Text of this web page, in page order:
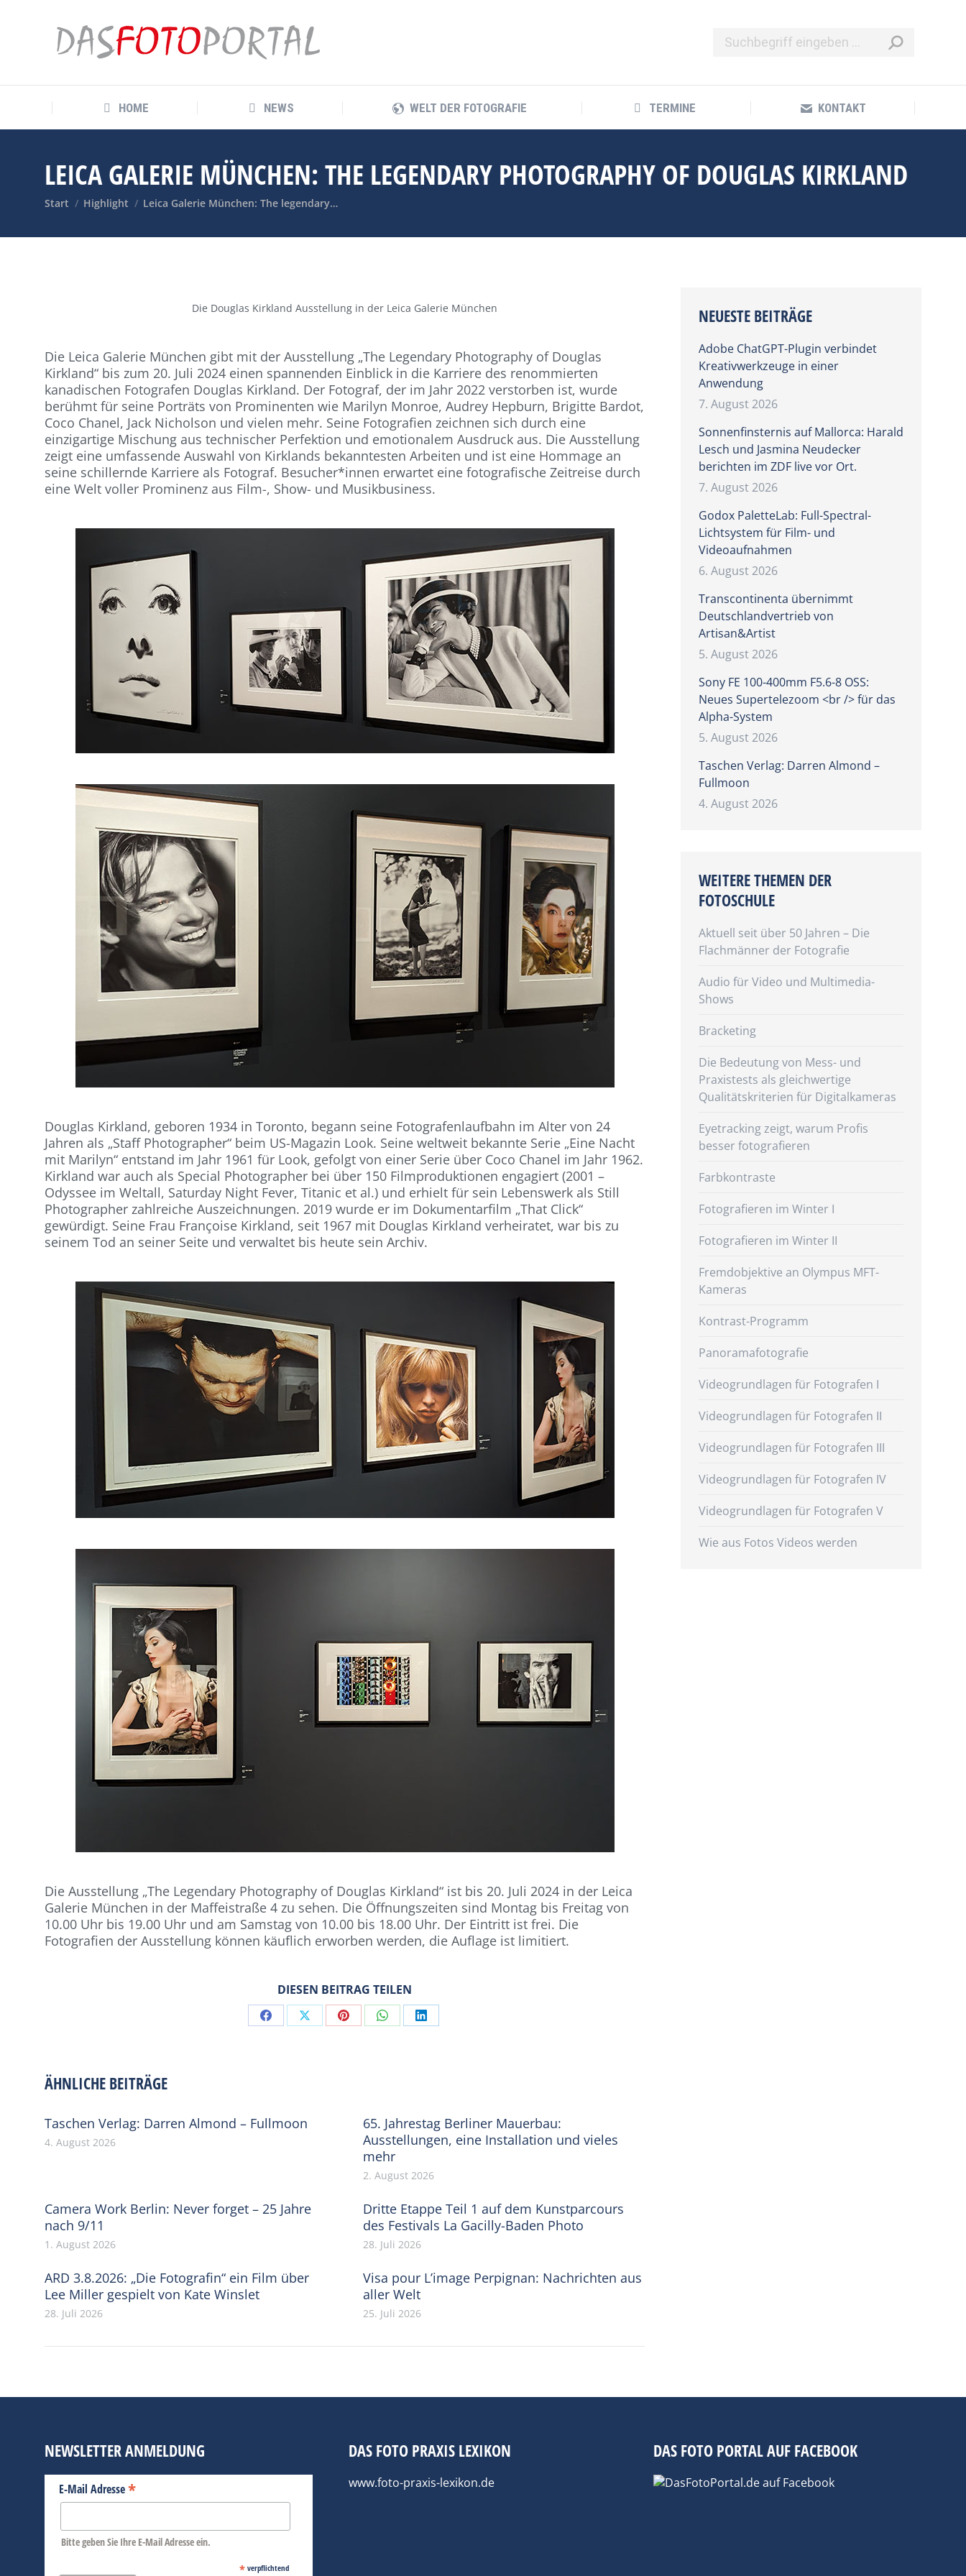
HOME NEWS WELT DER FOTOGRAFIE TERMINE KONTAKT
LEICA GALERIE MÜNCHEN: THE LEGENDARY PHOTOGRAPHY OF DOUGLAS KIRKLAND
Sie befinden sich hier:
Start Highlight Leica Galerie München: The legendary…
Die Douglas Kirkland Ausstellung in der Leica Galerie München
Die Leica Galerie München gibt mit der Ausstellung „The Legendary Photography of Douglas
Kirkland“ bis zum 20. Juli 2024 einen spannenden Einblick in die Karriere des renommierten
kanadischen Fotografen Douglas Kirkland. Der Fotograf, der im Jahr 2022 verstorben ist, wurde
berühmt für seine Porträts von Prominenten wie Marilyn Monroe, Audrey Hepburn, Brigitte Bardot,
Coco Chanel, Jack Nicholson und vielen mehr. Seine Fotografien zeichnen sich durch eine
einzigartige Mischung aus technischer Perfektion und emotionalem Ausdruck aus. Die Ausstellung
zeigt eine umfassende Auswahl von Kirklands bekanntesten Arbeiten und ist eine Hommage an
seine schillernde Karriere als Fotograf. Besucher*innen erwartet eine fotografische Zeitreise durch
eine Welt voller Prominenz aus Film-, Show- und Musikbusiness.
Douglas Kirkland, geboren 1934 in Toronto, begann seine Fotografenlaufbahn im Alter von 24
Jahren als „Staff Photographer“ beim US-Magazin Look. Seine weltweit bekannte Serie „Eine Nacht
mit Marilyn“ entstand im Jahr 1961 für Look, gefolgt von einer Serie über Coco Chanel im Jahr 1962.
Kirkland war auch als Special Photographer bei über 150 Filmproduktionen engagiert (2001 –
Odyssee im Weltall, Saturday Night Fever, Titanic et al.) und erhielt für sein Lebenswerk als Still
Photographer zahlreiche Auszeichnungen. 2019 wurde er im Dokumentarfilm „That Click“
gewürdigt. Seine Frau Françoise Kirkland, seit 1967 mit Douglas Kirkland verheiratet, war bis zu
seinem Tod an seiner Seite und verwaltet bis heute sein Archiv.
Die Ausstellung „The Legendary Photography of Douglas Kirkland“ ist bis 20. Juli 2024 in der Leica
Galerie München in der Maffeistraße 4 zu sehen. Die Öffnungszeiten sind Montag bis Freitag von
10.00 Uhr bis 19.00 Uhr und am Samstag von 10.00 bis 18.00 Uhr. Der Eintritt ist frei. Die
Fotografien der Ausstellung können käuflich erworben werden, die Auflage ist limitiert.
DIESEN BEITRAG TEILEN
Share Share Share Share Share
ÄHNLICHE BEITRÄGE
Taschen Verlag: Darren Almond – Fullmoon
4. August 2026
65. Jahrestag Berliner Mauerbau:
Ausstellungen, eine Installation und vieles
mehr
2. August 2026
Camera Work Berlin: Never forget – 25 Jahre
nach 9/11
1. August 2026
Dritte Etappe Teil 1 auf dem Kunstparcours
des Festivals La Gacilly-Baden Photo
28. Juli 2026
ARD 3.8.2026: „Die Fotografin“ ein Film über
Lee Miller gespielt von Kate Winslet
28. Juli 2026
Visa pour L’image Perpignan: Nachrichten aus
aller Welt
25. Juli 2026
NEUESTE BEITRÄGE
Adobe ChatGPT-Plugin verbindet
Kreativwerkzeuge in einer
Anwendung
7. August 2026
Sonnenfinsternis auf Mallorca: Harald
Lesch und Jasmina Neudecker
berichten im ZDF live vor Ort.
7. August 2026
Godox PaletteLab: Full-Spectral-
Lichtsystem für Film- und
Videoaufnahmen
6. August 2026
Transcontinenta übernimmt
Deutschlandvertrieb von
Artisan&Artist
5. August 2026
Sony FE 100-400mm F5.6-8 OSS:
Neues Supertelezoom <br /> für das
Alpha-System
5. August 2026
Taschen Verlag: Darren Almond –
Fullmoon
4. August 2026
WEITERE THEMEN DER
FOTOSCHULE
Aktuell seit über 50 Jahren – Die
Flachmänner der Fotografie
Audio für Video und Multimedia-
Shows
Bracketing
Die Bedeutung von Mess- und
Praxistests als gleichwertige
Qualitätskriterien für Digitalkameras
Eyetracking zeigt, warum Profis
besser fotografieren
Farbkontraste
Fotografieren im Winter I
Fotografieren im Winter II
Fremdobjektive an Olympus MFT-
Kameras
Kontrast-Programm
Panoramafotografie
Videogrundlagen für Fotografen I
Videogrundlagen für Fotografen II
Videogrundlagen für Fotografen III
Videogrundlagen für Fotografen IV
Videogrundlagen für Fotografen V
Wie aus Fotos Videos werden
NEWSLETTER ANMELDUNG
E-Mail Adresse*
Bitte geben Sie Ihre E-Mail Adresse ein.
* verpflichtend
DAS FOTO PRAXIS LEXIKON
www.foto-praxis-lexikon.de
DAS FOTO PORTAL AUF FACEBOOK
HOME NEWS